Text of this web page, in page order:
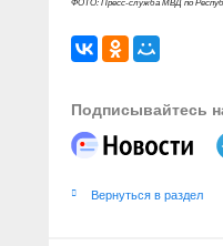
ФОТО: Пресс-служба МВД по
Подписывайтесь
Вернуться в раздел